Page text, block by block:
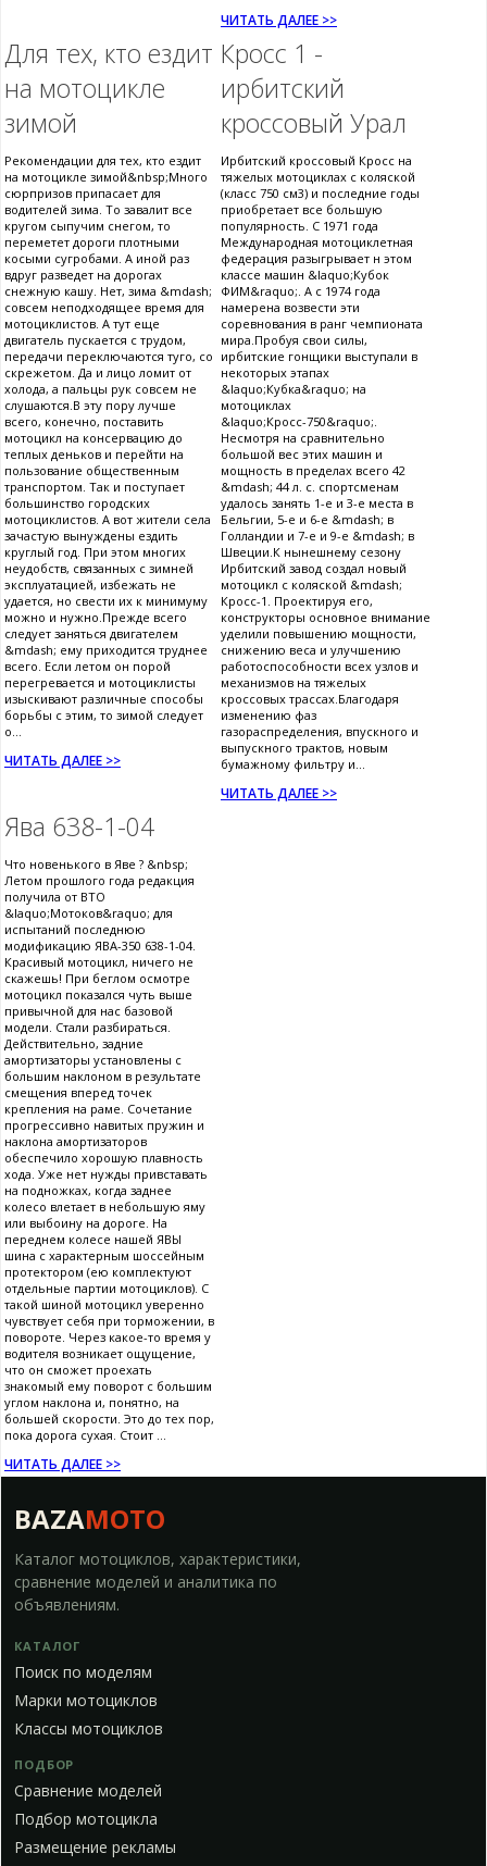
ЧИТАТЬ ДАЛЕЕ >>
Для тех, кто ездит
на мотоцикле
зимой
Рекомендации для тех, кто ездит
на мотоцикле зимой&nbsp;Много
сюрпризов припасает для
водителей зима. То завалит все
кругом сыпучим снегом, то
переметет дороги плотными
косыми сугробами. А иной раз
вдруг разведет на дорогах
снежную кашу. Нет, зима &mdash;
совсем неподходящее время для
мотоциклистов. А тут еще
двигатель пускается с трудом,
передачи переключаются туго, со
скрежетом. Да и лицо ломит от
холода, а пальцы рук совсем не
слушаются.В эту пору лучше
всего, конечно, поставить
мотоцикл на консервацию до
теплых деньков и перейти на
пользование общественным
транспортом. Так и поступает
большинство городских
мотоциклистов. А вот жители села
зачастую вынуждены ездить
круглый год. При этом многих
неудобств, связанных с зимней
эксплуатацией, избежать не
удается, но свести их к минимуму
можно и нужно.Прежде всего
следует заняться двигателем
&mdash; ему приходится труднее
всего. Если летом он порой
перегревается и мотоциклисты
изыскивают различные способы
борьбы с этим, то зимой следует
о...
ЧИТАТЬ ДАЛЕЕ >>
Кросс 1 -
ирбитский
кроссовый Урал
Ирбитский кроссовый Кросс на
тяжелых мотоциклах с коляской
(класс 750 см3) и последние годы
приобретает все большую
популярность. С 1971 года
Международная мотоциклетная
федерация разыгрывает н этом
классе машин &laquo;Кубок
ФИМ&raquo;. А с 1974 года
намерена возвести эти
соревнования в ранг чемпионата
мира.Пробуя свои силы,
ирбитские гонщики выступали в
некоторых этапах
&laquo;Кубка&raquo; на
мотоциклах
&laquo;Кросс-750&raquo;.
Несмотря на сравнительно
большой вес этих машин и
мощность в пределах всего 42
&mdash; 44 л. с. спортсменам
удалось занять 1-е и 3-е места в
Бельгии, 5-е и 6-е &mdash; в
Голландии и 7-е и 9-е &mdash; в
Швеции.К нынешнему сезону
Ирбитский завод создал новый
мотоцикл с коляской &mdash;
Кросс-1. Проектируя его,
конструкторы основное внимание
уделили повышению мощности,
снижению веса и улучшению
работоспособности всех узлов и
механизмов на тяжелых
кроссовых трассах.Благодаря
изменению фаз
газораспределения, впускного и
выпускного трактов, новым
бумажному фильтру и...
ЧИТАТЬ ДАЛЕЕ >>
Ява 638-1-04
Что новенького в Яве ? &nbsp;
Летом прошлого года редакция
получила от ВТО
&laquo;Мотоков&raquo; для
испытаний последнюю
модификацию ЯВА-350 638-1-04.
Красивый мотоцикл, ничего не
скажешь! При беглом осмотре
мотоцикл показался чуть выше
привычной для нас базовой
модели. Стали разбираться.
Действительно, задние
амортизаторы установлены с
большим наклоном в результате
смещения вперед точек
крепления на раме. Сочетание
прогрессивно навитых пружин и
наклона амортизаторов
обеспечило хорошую плавность
хода. Уже нет нужды привставать
на подножках, когда заднее
колесо влетает в небольшую яму
или выбоину на дороге. На
переднем колесе нашей ЯВЫ
шина с характерным шоссейным
протектором (ею комплектуют
отдельные партии мотоциклов). С
такой шиной мотоцикл уверенно
чувствует себя при торможении, в
повороте. Через какое-то время у
водителя возникает ощущение,
что он сможет проехать
знакомый ему поворот с большим
углом наклона и, понятно, на
большей скорости. Это до тех пор,
пока дорога сухая. Стоит ...
ЧИТАТЬ ДАЛЕЕ >>
BAZAMOTO
Каталог мотоциклов, характеристики,
сравнение моделей и аналитика по
объявлениям.
КАТАЛОГ
Поиск по моделям
Марки мотоциклов
Классы мотоциклов
ПОДБОР
Сравнение моделей
Подбор мотоцикла
Размещение рекламы